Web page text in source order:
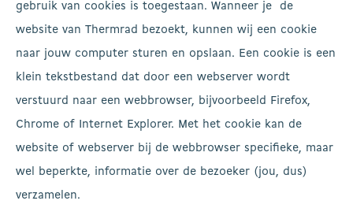
gebruik van cookies is toegestaan. Wanneer je de
website van Thermrad bezoekt, kunnen wij een cookie
naar jouw computer sturen en opslaan. Een cookie is een
klein tekstbestand dat door een webserver wordt
verstuurd naar een webbrowser, bijvoorbeeld Firefox,
Chrome of Internet Explorer. Met het cookie kan de
website of webserver bij de webbrowser specifieke, maar
wel beperkte, informatie over de bezoeker (jou, dus)
verzamelen.